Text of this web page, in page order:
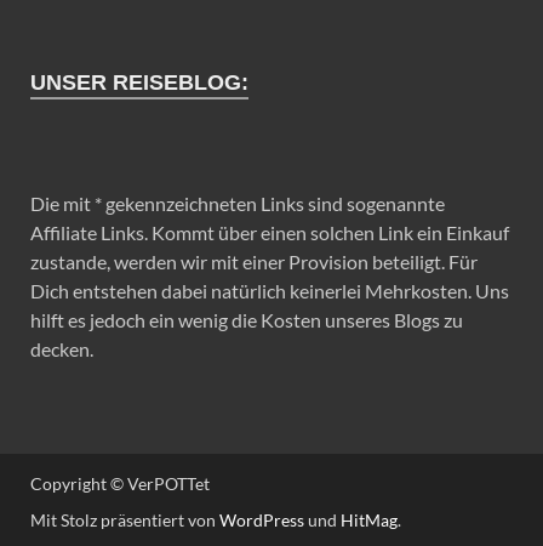
UNSER REISEBLOG:
Die mit * gekennzeichneten Links sind sogenannte
Affiliate Links. Kommt über einen solchen Link ein Einkauf
zustande, werden wir mit einer Provision beteiligt. Für
Dich entstehen dabei natürlich keinerlei Mehrkosten. Uns
hilft es jedoch ein wenig die Kosten unseres Blogs zu
decken.
Copyright © VerPOTTet
Mit Stolz präsentiert von WordPressund HitMag.